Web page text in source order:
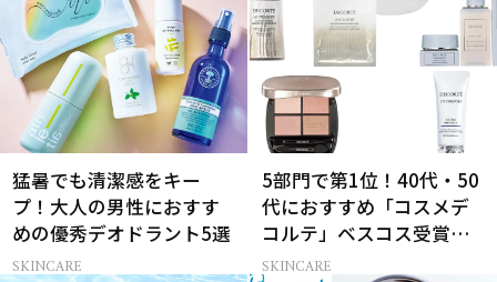
猛暑でも清潔感をキー
プ！大人の男性におすす
めの優秀デオドラント5選
SKINCARE
5部門で第1位！40代・50
代におすすめ「コスメデ
コルテ」ベスコス受賞名
品7選
SKINCARE